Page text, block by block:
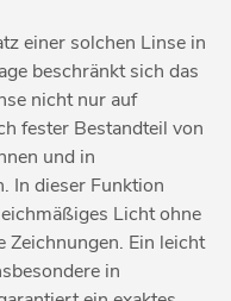
einer solchen Linse in
beschränkt sich das
nicht nur auf
fester Bestandteil von
und in
In dieser Funktion
Licht ohne
Zeichnungen. Ein leicht
in